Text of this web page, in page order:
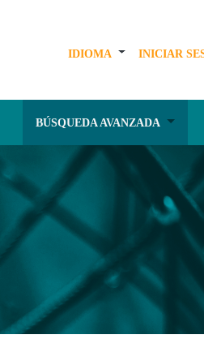
IDIOMA INICIAR
BÚSQUEDA AVANZADA